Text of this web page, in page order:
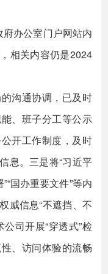
办公室门户网站内
相关内容仍是2024
沟通协调，已及时
、班子分工等公示
开工作制度，及时
息。三是将“习近平
国办重要文件”等内
威信息“不遮挡、不
司开展“穿透式”检
、访问体验的流畅